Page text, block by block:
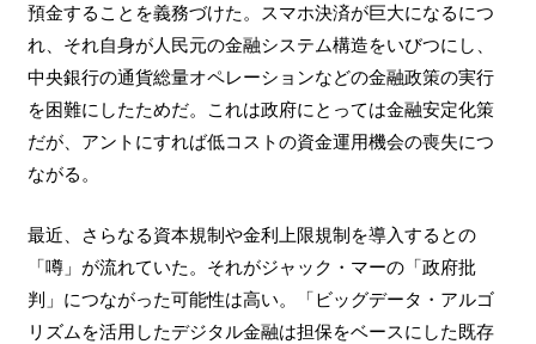
預金することを義務づけた。スマホ決済が巨大になるにつ
れ、それ自身が人民元の金融システム構造をいびつにし、
中央銀行の通貨総量オペレーションなどの金融政策の実行
を困難にしたためだ。これは政府にとっては金融安定化策
だが、アントにすれば低コストの資金運用機会の喪失につ
ながる。
最近、さらなる資本規制や金利上限規制を導入するとの
「噂」が流れていた。それがジャック・マーの「政府批
判」につながった可能性は高い。「ビッグデータ・アルゴ
リズムを活用したデジタル金融は担保をベースにした既存